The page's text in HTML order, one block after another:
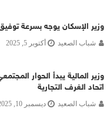
وزير الإسكان يوجه بسرعة
شباب الصعيد أكتوبر 5, 2025
وزير المالية يبدأ الحوار
اتحاد الغرف التجارية
شباب الصعيد ديسمبر 10, 2025